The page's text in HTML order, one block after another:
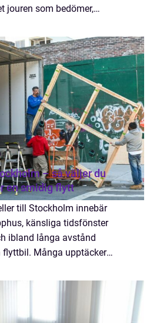
jouren som bedömer,
– så väljer du
en smidig flytt
till Stockholm innebär
känsliga tidsfönster
ibland långa avstånd
flyttbil. Många upptäcker